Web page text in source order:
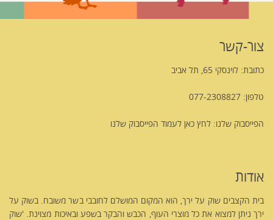
צור-קשר
כתובת: לוינסקי 65, תל אביב
טלפון: 077-2308827
הפייסבוק שלנו: לחץ כאן לעמוד הפייסבוק שלנו
אודות
בית הקצבים שוק על ירך, הוא המקום המושלם לחובבי בשר משובח. בשוק על
ירך ניתן למצוא את כל מוצרי העוף, הכבש והבקר בשפע ובאיכות מצוינת. 'שוק